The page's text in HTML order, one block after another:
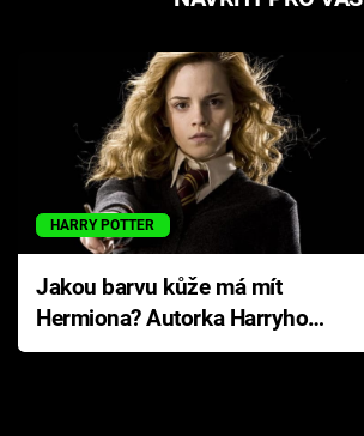
HARRY POTTER
Jakou barvu kůže má mít
Hermiona? Autorka Harryho
Pottera přišla s ráznou